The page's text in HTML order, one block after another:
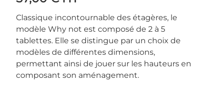
Classique incontournable des étagères, le
modèle Why not est composé de 2 à 5
tablettes. Elle se distingue par un choix de
modèles de différentes dimensions,
permettant ainsi de jouer sur les hauteurs en
composant son aménagement.